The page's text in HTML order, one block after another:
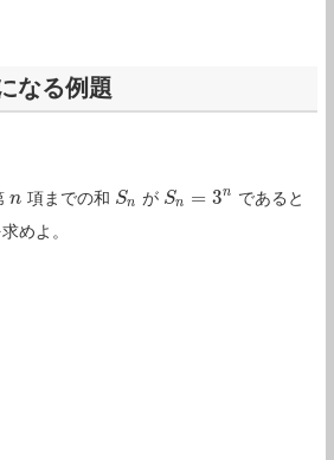
なる例題
n
n 項までの和 Sn
Sn が Sn = 3n
Sn =3n
であると
めよ。